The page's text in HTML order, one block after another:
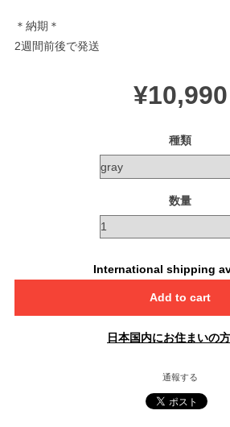
＊納期＊
2週間前後で発送
¥10,990
種類
数量
International shipping
Add to cart
日本国内にお住まいの
通報する